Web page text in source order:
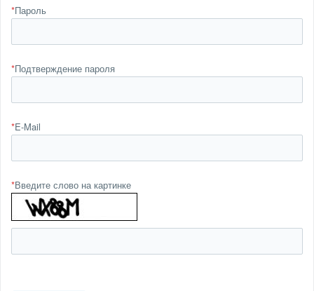
*Пароль
*Подтверждение пароля
*E-Mail
*Введите слово на картинке